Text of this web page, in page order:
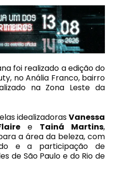
foi realizado a edição do
no Anália Franco, bairro
na Zona Leste da
idealizadorasVanessa
e Tainá Martins,
a área da beleza, com
e a participação de
de São Paulo e do Rio de